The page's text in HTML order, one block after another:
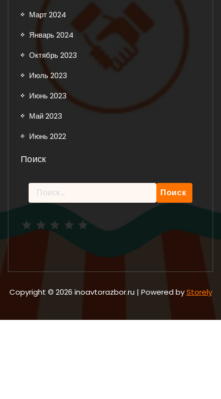
Март 2024
Январь 2024
Октябрь 2023
Июль 2023
Июнь 2023
Май 2023
Июнь 2022
Поиск
Найти:
Copyright © 2026 inoavtorazbor.ru | Powered byStorely